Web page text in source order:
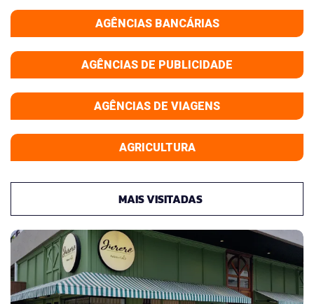
AGÊNCIAS BANCÁRIAS
AGÊNCIAS DE PUBLICIDADE
AGÊNCIAS DE VIAGENS
AGRICULTURA
MAIS VISITADAS